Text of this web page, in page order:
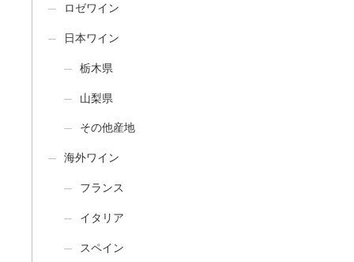
ロゼワイン
日本ワイン
栃木県
山梨県
その他産地
海外ワイン
フランス
イタリア
スペイン